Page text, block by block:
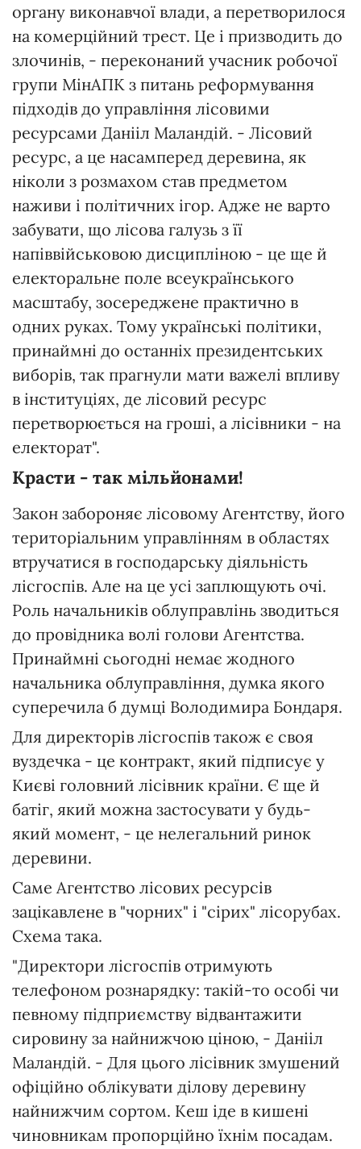
органу виконавчої влади, а перетворилося
на комерційний трест. Це і призводить до
злочинів, - переконаний учасник робочої
групи МінАПК з питань реформування
підходів до управління лісовими
ресурсами Данііл Маландій. - Лісовий
ресурс, а це насамперед деревина, як
ніколи з розмахом став предметом
наживи і політичних ігор. Адже не варто
забувати, що лісова галузь з її
напіввійськовою дисципліною - це ще й
електоральне поле всеукраїнського
масштабу, зосереджене практично в
одних руках. Тому українські політики,
принаймні до останніх президентських
виборів, так прагнули мати важелі впливу
в інституціях, де лісовий ресурс
перетворюється на гроші, а лісівники - на
електорат".
Красти - так мільйонами!
Закон забороняє лісовому Агентству, його
територіальним управлінням в областях
втручатися в господарську діяльність
лісгоспів. Але на це усі заплющують очі.
Роль начальників облуправлінь зводиться
до провідника волі голови Агентства.
Принаймні сьогодні немає жодного
начальника облуправління, думка якого
суперечила б думці Володимира Бондаря.
Для директорів лісгоспів також є своя
вуздечка - це контракт, який підписує у
Києві головний лісівник країни. Є ще й
батіг, який можна застосувати у будь-
який момент, - це нелегальний ринок
деревини.
Саме Агентство лісових ресурсів
зацікавлене в "чорних" і "сірих" лісорубах.
Схема така.
"Директори лісгоспів отримують
телефоном рознарядку: такій-то особі чи
певному підприємству відвантажити
сировину за найнижчою ціною, - Данііл
Маландій. - Для цього лісівник змушений
офіційно облікувати ділову деревину
найнижчим сортом. Кеш іде в кишені
чиновникам пропорційно їхнім посадам.